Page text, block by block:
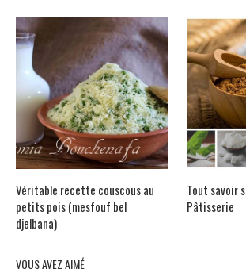
Véritable recette couscous au
petits pois (mesfouf bel
djelbana)
Tout savoir
Pâtisserie
VOUS AVEZ AIMÉ